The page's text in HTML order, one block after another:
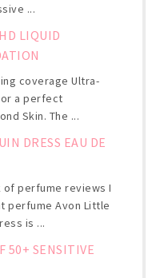
...
LIQUID
coverage Ultra-
a perfect
Skin. The ...
DRESS EAU DE
of perfume reviews I
perfume Avon Little
is ...
50+ SENSITIVE